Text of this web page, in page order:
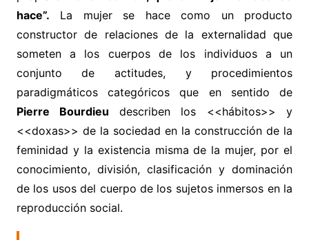
hace”. La mujer se hace como un producto
constructor de relaciones de la externalidad que
someten a los cuerpos de los individuos a un
conjunto de actitudes, y procedimientos
paradigmáticos categóricos que en sentido de
Pierre Bourdieu describen los <<hábitos>> y
<<doxas>> de la sociedad en la construcción de la
feminidad y la existencia misma de la mujer, por el
conocimiento, división, clasificación y dominación
de los usos del cuerpo de los sujetos inmersos en la
reproducción social.